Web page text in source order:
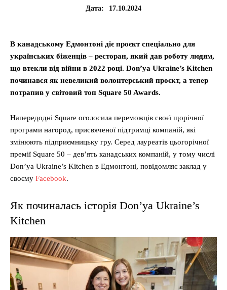
Дата:
17.10.2024
В канадському Едмонтоні діє проєкт спеціально для
українських біженців – ресторан, який дав роботу людям,
що втекли від війни в 2022 році. Don’ya Ukraine’s Kitchen
починався як невеликий волонтерський проєкт, а тепер
потрапив у світовий топ Square 50 Awards.
Напередодні Square оголосила переможців своєї щорічної
програми нагород, присвяченої підтримці компаній, які
змінюють підприємницьку гру. Серед лауреатів цьогорічної
премії Square 50 – дев’ять канадських компаній, у тому числі
Don’ya Ukraine’s Kitchen в Едмонтоні, повідомляє заклад у
своєму Facebook.
Як починалась історія Don’ya Ukraine’s
Kitchen